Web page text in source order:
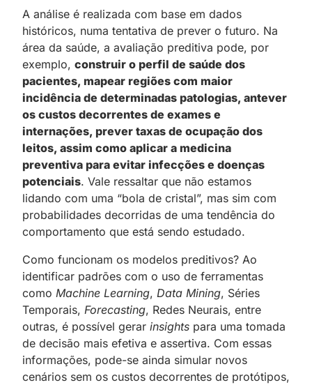
A análise é realizada com base em dados
históricos, numa tentativa de prever o futuro. Na
área da saúde, a avaliação preditiva pode, por
exemplo, construir o perfil de saúde dos
pacientes, mapear regiões com maior
incidência de determinadas patologias, antever
os custos decorrentes de exames e
internações, prever taxas de ocupação dos
leitos, assim como aplicar a medicina
preventiva para evitar infecções e doenças
potenciais. Vale ressaltar que não estamos
lidando com uma “bola de cristal”, mas sim com
probabilidades decorridas de uma tendência do
comportamento que está sendo estudado.
Como funcionam os modelos preditivos? Ao
identificar padrões com o uso de ferramentas
como Machine Learning, Data Mining, Séries
Temporais, Forecasting, Redes Neurais, entre
outras, é possível gerar insights para uma tomada
de decisão mais efetiva e assertiva. Com essas
informações, pode-se ainda simular novos
cenários sem os custos decorrentes de protótipos,